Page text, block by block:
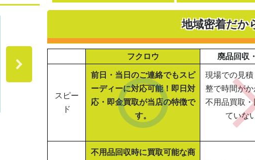
地域密着だか
フクロウ 廃品回収
スピー
ド
前日・当日のご連絡でもスピ
ーディーに対応可能！即日対
応・即金買取が当店の特徴で
す。
現場での見
整で時間が
不用品買取
ていな
不用品回収時に買取可能な商